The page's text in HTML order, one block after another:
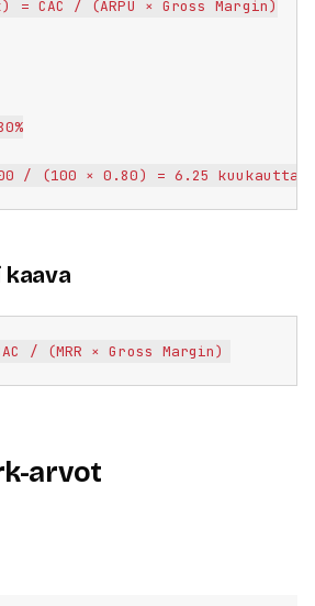
= CAC / (ARPU × Gross Margin)
kaava
arvot